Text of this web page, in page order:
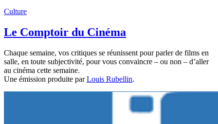
Culture
Le Comptoir du Cinéma
Chaque semaine, vos critiques se réunissent pour parler de films en
salle, en toute subjectivité, pour vous convaincre – ou non – d’aller
au cinéma cette semaine.
Une émission produite parLouis Rubellin.